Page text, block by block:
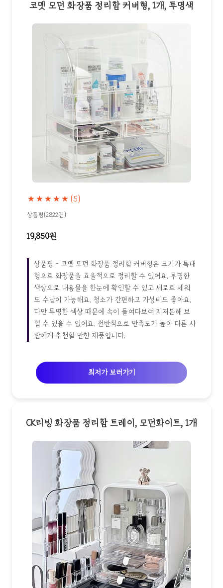
코멧 모던 화장품 정리함 커버형, 1개, 투명색
★★★★★ (5)
상품평(2822건)
19,850원
상품평 - 코멧 모던 화장품 정리함 커버형은 크기가 특대
형으로 화장품을 효율적으로 정리할 수 있어요. 투명한
색상으로 내용물을 한눈에 확인할 수 있고 세로로 세워
도 수납이 가능해요. 청소가 간편하고 가성비도 좋아요.
다만 투명한 색상 때문에 속이 들여다보여 지저분해 보
일 수 있을 수 있어요. 전반적으로 만족도가 높아 다른 사
람에게 추천할 만한 제품입니다.
최저가 보러가기
CK리빙 화장품 정리함 트레이, 모던화이트, 1개